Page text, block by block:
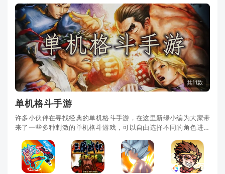
共11款
单机格斗手游
许多小伙伴在寻找经典的单机格斗手游，在这里新绿小编为大家带
来了一些多种刺激的单机格斗游戏，可以自由选择不同的角色进行
都有独特的技能和打击感，带来令人惊喜的战斗体验，让你轻松享
受游戏的乐趣，快来挑战各种强大的对手，成为格斗之王吧！